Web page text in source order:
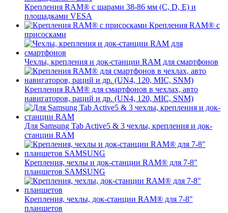
Крепления RAM® с шарами 38-86 мм (C, D, E) и
площадками VESA
Крепления RAM® с
присосками
Чехлы, крепления и док-станции RAM для смартфонов
Крепления RAM® для смартфонов в чехлах, авто
навигаторов, раций и др. (UN4, 120, MIC, SNM)
Для Samsung Tab Active5 & 3 чехлы, крепления и док-
станции RAM
Крепления, чехлы и док-станции RAM® для 7-8"
планшетов SAMSUNG
Крепления, чехлы, док-станции RAM® для 7-8"
планшетов